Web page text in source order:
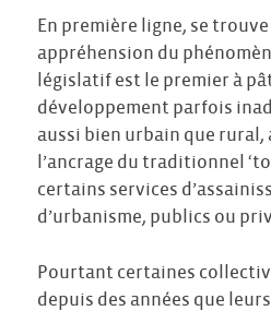
En première ligne, se
appréhension du
législatif est le premier à
développement parfois
aussi bien urbain que rural,
l’ancrage du traditionnel
certains services
d’urbanisme, publics ou
Pourtant certaines
depuis des années que